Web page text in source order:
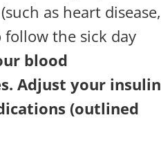
as heart disease,
follow the sick day
blood
Adjust your insulin
(outlined